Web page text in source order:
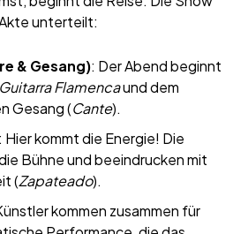
unterteilt:
& Gesang): Der Abend beginnt
Guitarra Flamencaund dem
Gesang (Cante).
: Hier kommt die Energie! Die
Bühne und beeindrucken mit
(Zapateado).
kommen zusammen für